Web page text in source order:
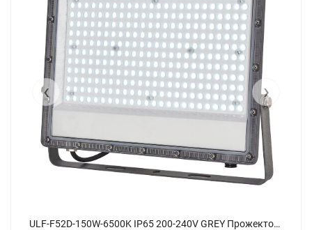
ULF-F52D-150W-6500K IP65 200-240V GREY Прожектор светодиодный, Дневной свет 6500K, Угол 90 градусов, Корпус серый, TM Uniel - фото 1
‹ ›